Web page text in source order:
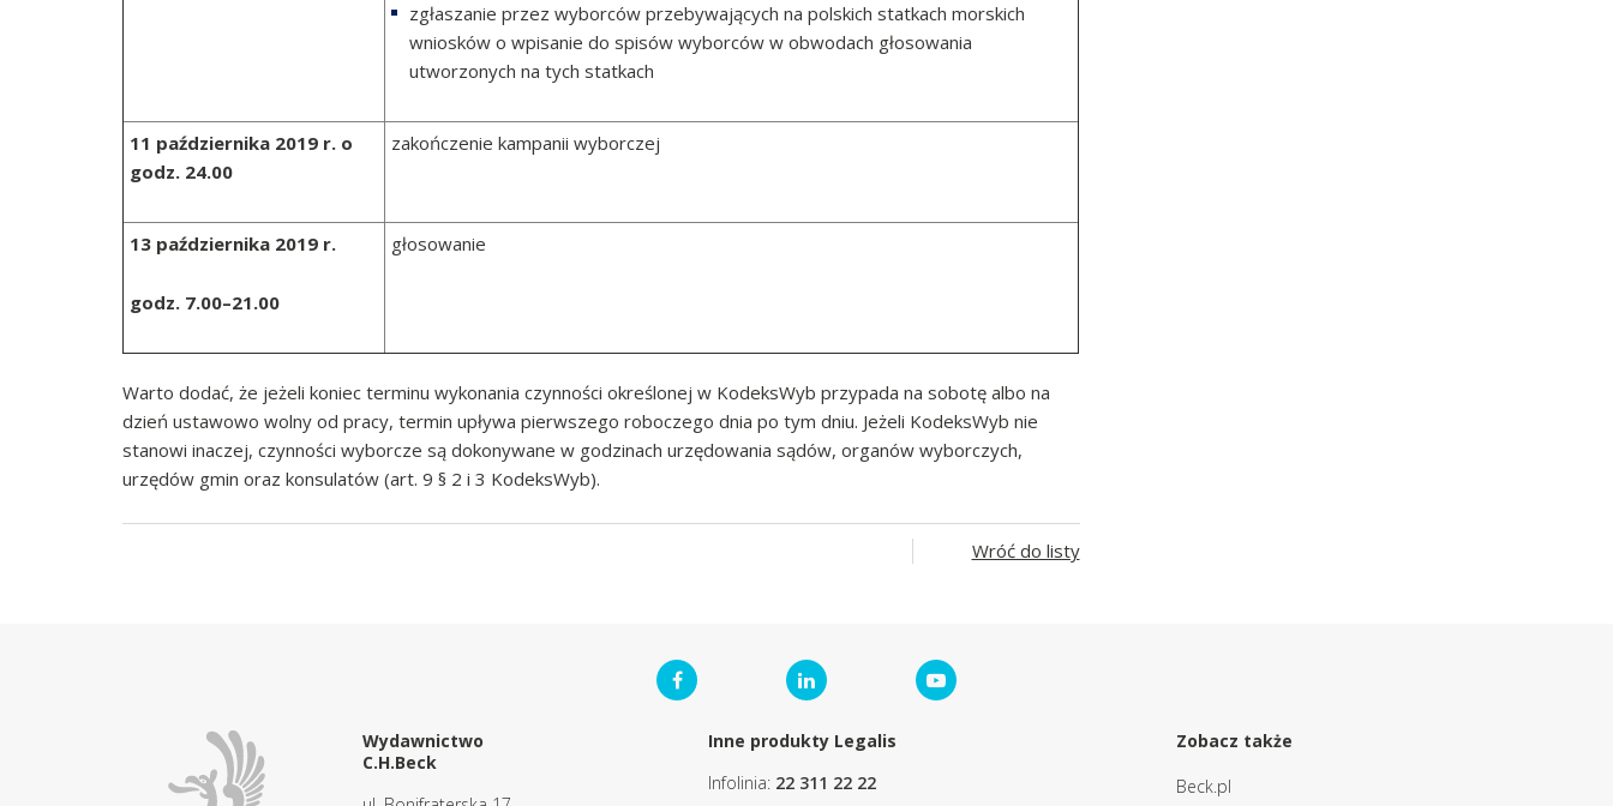
zgłaszanie przez wyborców przebywających na polskich statkach morskich
wniosków o wpisanie do spisów wyborców w obwodach głosowania
utworzonych na tych statkach
11 października 2019 r. o
godz. 24.00
zakończenie kampanii wyborczej
13 października 2019 r.
godz. 7.00–21.00
głosowanie
Warto dodać, że jeżeli koniec terminu wykonania czynności określonej w KodeksWyb przypada na sobotę albo na
dzień ustawowo wolny od pracy, termin upływa pierwszego roboczego dnia po tym dniu. Jeżeli KodeksWyb nie
stanowi inaczej, czynności wyborcze są dokonywane w godzinach urzędowania sądów, organów wyborczych,
urzędów gmin oraz konsulatów (art. 9 § 2 i 3 KodeksWyb).
Wróć do listy
Wydawnictwo
C.H.Beck
Inne produkty Legalis
Infolinia: 22 311 22 22
Zobacz także
Beck.pl